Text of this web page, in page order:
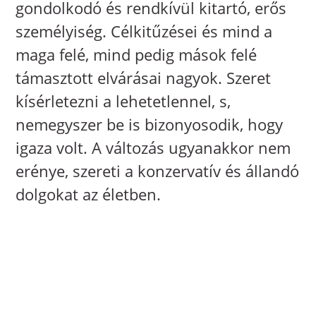
gondolkodó és rendkívül kitartó, erős
személyiség. Célkitűzései és mind a
maga felé, mind pedig mások felé
támasztott elvárásai nagyok. Szeret
kísérletezni a lehetetlennel, s,
nemegyszer be is bizonyosodik, hogy
igaza volt. A változás ugyanakkor nem
erénye, szereti a konzervatív és állandó
dolgokat az életben.